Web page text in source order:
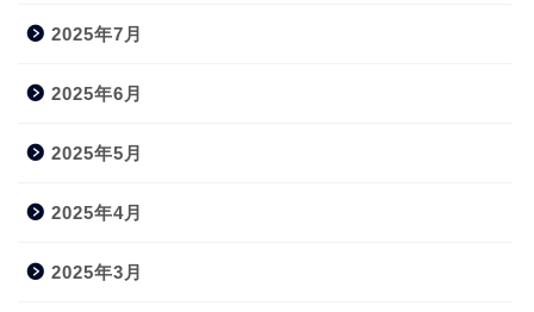
2025年7月
2025年6月
2025年5月
2025年4月
2025年3月